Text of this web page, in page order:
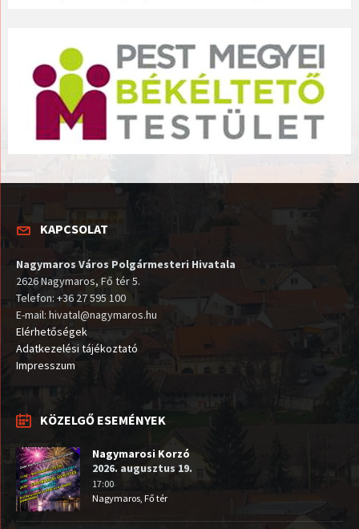
KAPCSOLAT
Nagymaros Város Polgármesteri Hivatala
2626 Nagymaros, Fő tér 5.
Telefon: +36 27 595 100
E-mail: hivatal@nagymaros.hu
Elérhetőségek
Adatkezelési tájékoztató
Impresszum
KÖZELGŐ ESEMÉNYEK
Nagymarosi Korzó
2026. augusztus 19.
17:00
Nagymaros, Fő tér